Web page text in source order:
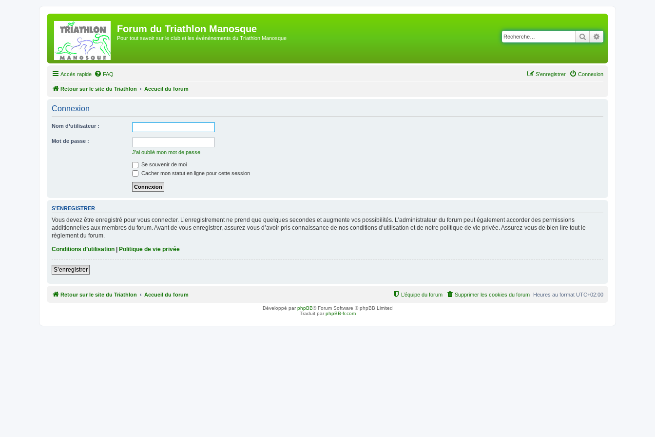
Forum du Triathlon Manosque
Pour tout savoir sur le club et les événènements du Triathlon Manosque Rechercher
Accès rapide FAQ Connexion
S’enregistrer
Retour sur le site du Triathlon Accueil du forum
Connexion
Nom d’utilisateur :
Mot de passe :
J’ai oublié mon mot de passe
Se souvenir de moi
Cacher mon statut en ligne pour cette session
S’ENREGISTRER
Vous devez être enregistré pour vous connecter. L’enregistrement ne prend que quelques secondes et augmente vos possibilités. L’administrateur du forum peut également accorder des permissions
additionnelles aux membres du forum. Avant de vous enregistrer, assurez-vous d’avoir pris connaissance de nos conditions d’utilisation et de notre politique de vie privée. Assurez-vous de bien lire tout le
règlement du forum.
Conditions d’utilisation | Politique de vie privée
S’enregistrer
Retour sur le site du Triathlon Accueil du forum Heures au format UTC+02:00
Supprimer les cookies du forum
L’équipe du forum
Développé parphpBB® Forum Software © phpBB Limited
Traduit parphpBB-fr.com